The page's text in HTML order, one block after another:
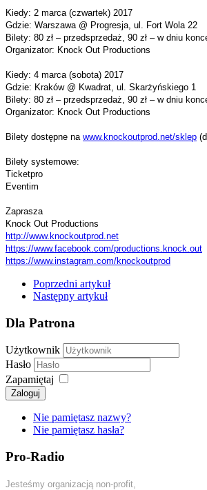
Kiedy: 2 marca (czwartek) 2017
Gdzie: Warszawa @ Progresja, ul. Fort Wola 22
Bilety: 80 zł – przedsprzedaż, 90 zł – w dniu
Organizator: Knock Out Productions
Kiedy: 4 marca (sobota) 2017
Gdzie: Kraków @ Kwadrat, ul. Skarżyńskiego 1
Bilety: 80 zł – przedsprzedaż, 90 zł – w dniu
Organizator: Knock Out Productions
Bilety dostępne na www.knockoutprod.net/sklep
Bilety systemowe:
Ticketpro
Eventim
Zaprasza
Knock Out Productions
http://www.knockoutprod.net
https://www.facebook.com/productions.knock.out
https://www.instagram.com/knockoutprod
Poprzedni artykuł
Następny artykuł
Dla Patrona
Użytkownik
Hasło
Zapamiętaj
Zaloguj
Nie pamiętasz nazwy?
Nie pamiętasz hasła?
Pro-Radio
Jesteśmy organizacją non-profit,